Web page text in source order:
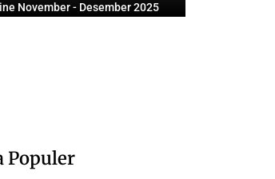
November - Desember 2025
Populer